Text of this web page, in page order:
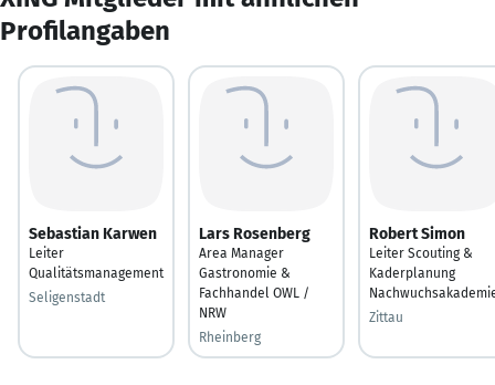
Profilangaben
Sebastian Karwen
Leiter
Qualitätsmanagement
Seligenstadt
Lars Rosenberg
Area Manager
Gastronomie &
Fachhandel OWL /
NRW
Rheinberg
Robert Simon
Leiter Scouting &
Kaderplanung
Zittau